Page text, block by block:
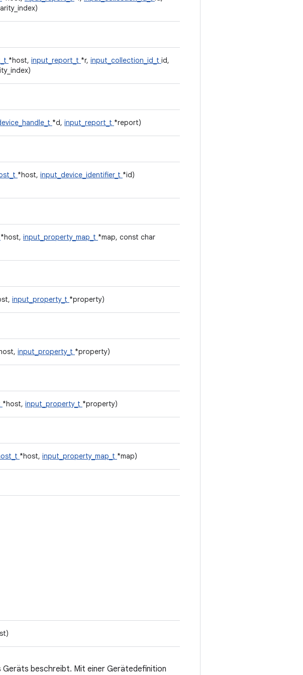
*host, input_report_t *r, input_collection_id_t id,
*d, input_report_t *report)
*host, input_device_identifier_t *id)
*host, input_property_map_t *map, const char
input_property_t *property)
input_property_t *property)
*host, input_property_t *property)
*host, input_property_map_t *map)
Geräts beschreibt. Mit einer Gerätedefinition